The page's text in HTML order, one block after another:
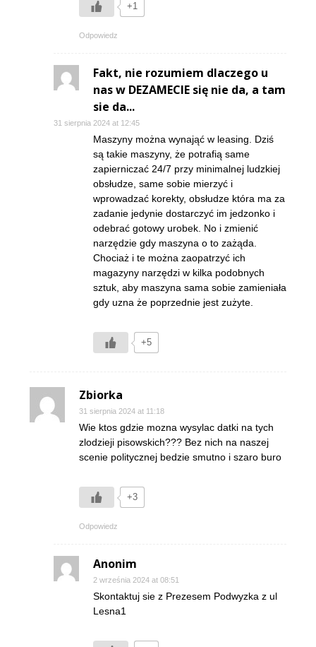
+1
Odpowiedz
Fakt, nie rozumiem dlaczego u
nas w DEZAMECIE się nie da, a tam
sie da...
31 sierpnia 2024 at 12:45
Maszyny można wynająć w leasing. Dziś
są takie maszyny, że potrafią same
zapierniczać 24/7 przy minimalnej ludzkiej
obsłudze, same sobie mierzyć i
wprowadzać korekty, obsłudze która ma za
zadanie jedynie dostarczyć im jedzonko i
odebrać gotowy urobek. No i zmienić
narzędzie gdy maszyna o to zażąda.
Chociaż i te można zaopatrzyć ich
magazyny narzędzi w kilka podobnych
sztuk, aby maszyna sama sobie zamieniała
gdy uzna że poprzednie jest zużyte.
+5
Zbiorka
31 sierpnia 2024 at 11:18
Wie ktos gdzie mozna wysylac datki na tych
zlodzieji pisowskich??? Bez nich na naszej
scenie politycznej bedzie smutno i szaro buro
+3
Odpowiedz
Anonim
2 września 2024 at 08:51
Skontaktuj sie z Prezesem Podwyzka z ul
Lesna1